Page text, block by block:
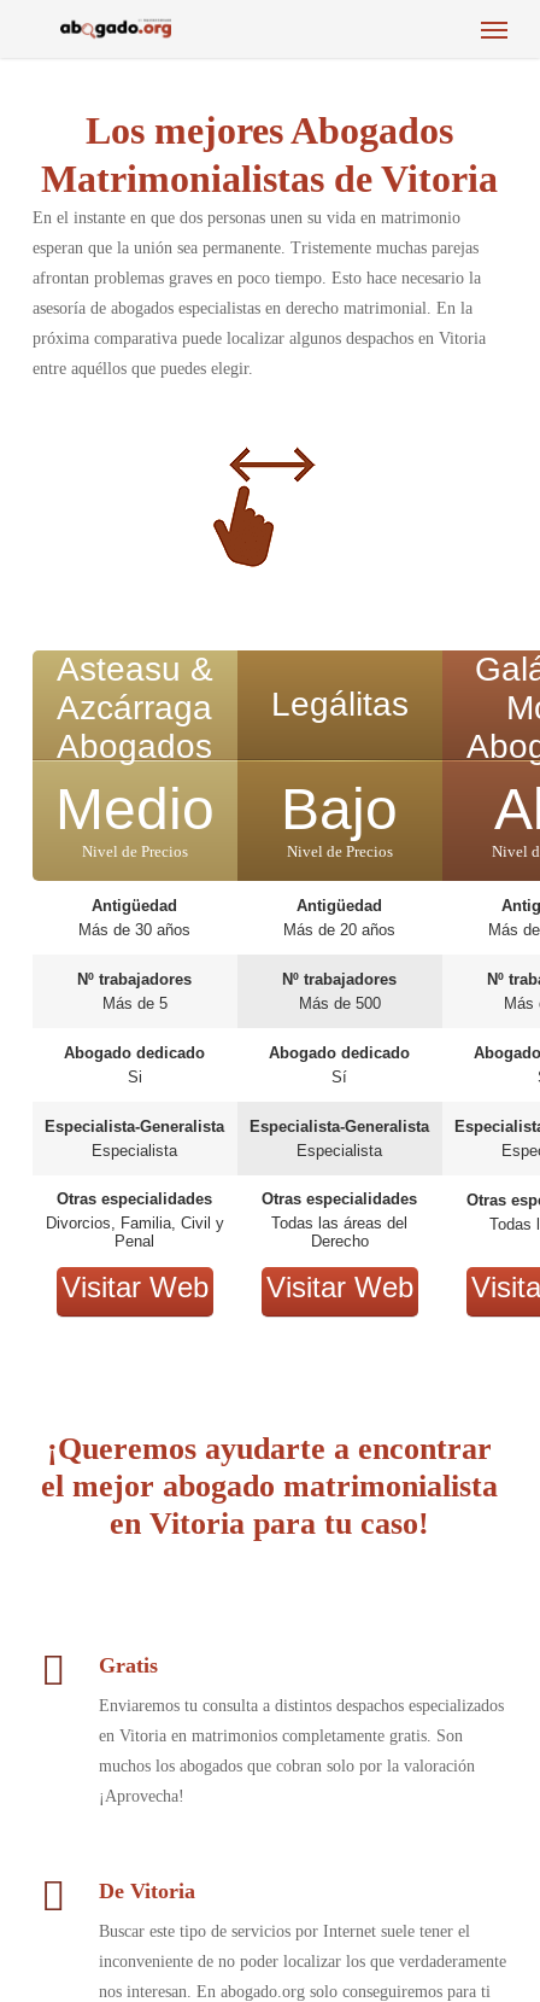
Menu
Los mejores Abogados
Matrimonialistas de Vitoria
En el instante en que dos personas unen su vida en matrimonio
esperan que la unión sea permanente. Tristemente muchas parejas
afrontan problemas graves en poco tiempo. Esto hace necesario la
asesoría de abogados especialistas en derecho matrimonial. En la
próxima comparativa puede localizar algunos despachos en Vitoria
entre aquéllos que puedes elegir.
Asteasu &
Azcárraga
Abogados
Medio
Nivel de Precios
Antigüedad
Más de 30 años
Nº trabajadores
Más de 5
Abogado dedicado
Si
Especialista-Generalista
Especialista
Otras especialidades
Divorcios, Familia, Civil y
Penal
Visitar Web
Legálitas
Bajo
Nivel de Precios
Antigüedad
Más de 20 años
Nº trabajadores
Más de 500
Abogado dedicado
Sí
Especialista-Generalista
Especialista
Otras especialidades
Todas las áreas del
Derecho
Visitar Web
Nivel
Más
Nº
Más
Otras
Todas
¡Queremos ayudarte a encontrar
el mejor abogado matrimonialista
en Vitoria para tu caso!
Gratis
Enviaremos tu consulta a distintos despachos especializados
en Vitoria en matrimonios completamente gratis. Son
muchos los abogados que cobran solo por la valoración
¡Aprovecha!
De Vitoria
Buscar este tipo de servicios por Internet suele tener el
inconveniente de no poder localizar los que verdaderamente
nos interesan. En abogado.org solo conseguiremos para ti